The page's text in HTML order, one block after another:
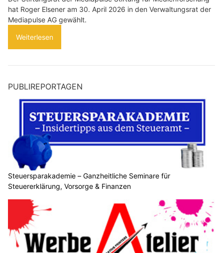
hat Roger Elsener am 30. April 2026 in den Verwaltungsrat der
Mediapulse AG gewählt.
Weiterlesen
PUBLIREPORTAGEN
Steuersparakademie – Ganzheitliche Seminare für
Steuererklärung, Vorsorge & Finanzen